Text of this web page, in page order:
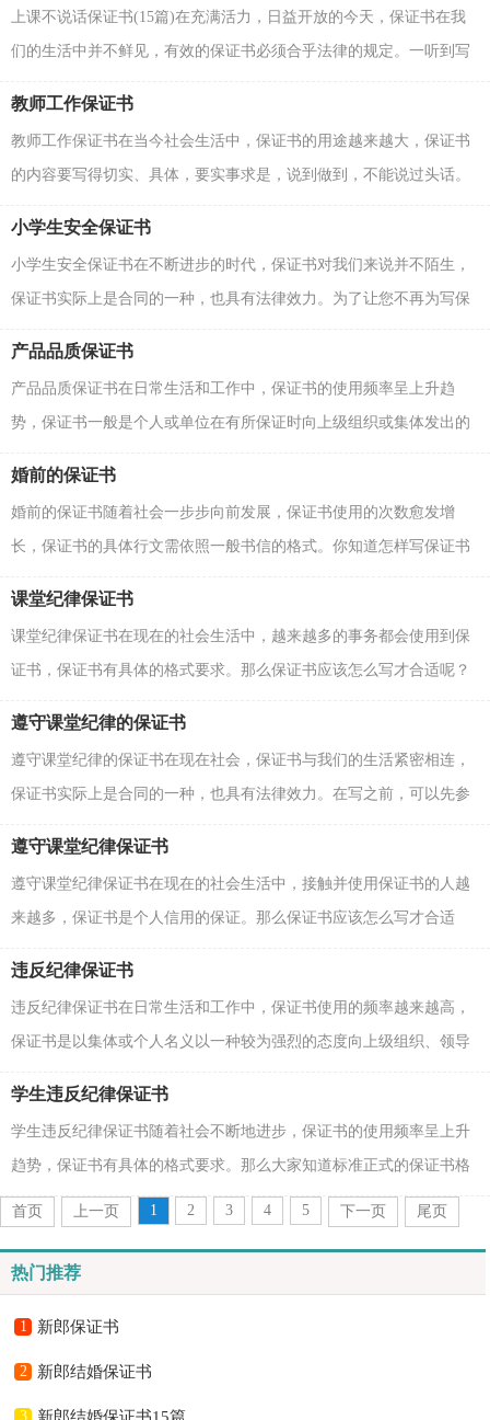
上课不说话保证书(15篇)在充满活力，日益开放的今天，保证书在我
们的生活中并不鲜见，有效的保证书必须合乎法律的规定。一听到写
教师工作保证书
教师工作保证书在当今社会生活中，保证书的用途越来越大，保证书
的内容要写得切实、具体，要实事求是，说到做到，不能说过头话。
小学生安全保证书
小学生安全保证书在不断进步的时代，保证书对我们来说并不陌生，
保证书实际上是合同的一种，也具有法律效力。为了让您不再为写保
产品品质保证书
产品品质保证书在日常生活和工作中，保证书的使用频率呈上升趋
势，保证书一般是个人或单位在有所保证时向上级组织或集体发出的
婚前的保证书
婚前的保证书随着社会一步步向前发展，保证书使用的次数愈发增
长，保证书的具体行文需依照一般书信的格式。你知道怎样写保证书
课堂纪律保证书
课堂纪律保证书在现在的社会生活中，越来越多的事务都会使用到保
证书，保证书有具体的格式要求。那么保证书应该怎么写才合适呢？
遵守课堂纪律的保证书
遵守课堂纪律的保证书在现在社会，保证书与我们的生活紧密相连，
保证书实际上是合同的一种，也具有法律效力。在写之前，可以先参
遵守课堂纪律保证书
遵守课堂纪律保证书在现在的社会生活中，接触并使用保证书的人越
来越多，保证书是个人信用的保证。那么保证书应该怎么写才合适
违反纪律保证书
违反纪律保证书在日常生活和工作中，保证书使用的频率越来越高，
保证书是以集体或个人名义以一种较为强烈的态度向上级组织、领导
学生违反纪律保证书
学生违反纪律保证书随着社会不断地进步，保证书的使用频率呈上升
趋势，保证书有具体的格式要求。那么大家知道标准正式的保证书格
式吗？以下是小编精心整理的学生违反纪律保证书，欢...
首页 上一页 1 2 3 4 5 下一页 尾页
热门推荐
1 新郎保证书
2 新郎结婚保证书
3 新郎结婚保证书15篇